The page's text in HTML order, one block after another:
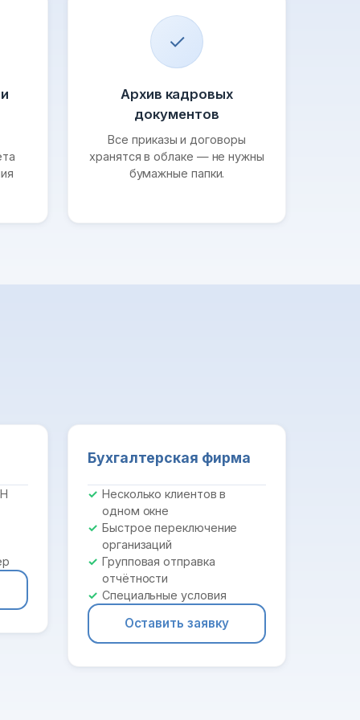
✓
Архив кадровых
документов
Все приказы и договоры
хранятся в облаке — не нужны
бумажные папки.
Бухгалтерская фирма
Несколько клиентов в
одном окне
Быстрое переключение
организаций
Групповая отправка
отчётности
Специальные условия
Оставить заявку